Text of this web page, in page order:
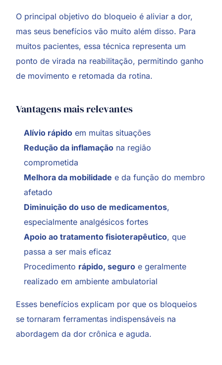
O principal objetivo do bloqueio é aliviar a dor,
mas seus benefícios vão muito além disso. Para
muitos pacientes, essa técnica representa um
ponto de virada na reabilitação, permitindo ganho
de movimento e retomada da rotina.
Vantagens mais relevantes
Alívio rápido em muitas situações
Redução da inflamação na região
comprometida
Melhora da mobilidade e da função do membro
afetado
Diminuição do uso de medicamentos,
especialmente analgésicos fortes
Apoio ao tratamento fisioterapêutico, que
passa a ser mais eficaz
Procedimento rápido, seguro e geralmente
realizado em ambiente ambulatorial
Esses benefícios explicam por que os bloqueios
se tornaram ferramentas indispensáveis na
abordagem da dor crônica e aguda.